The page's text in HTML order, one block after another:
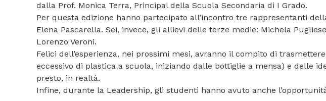
dalla Prof. Monica Terra, Principal della Scuola Secondaria di I Grado.
Per questa edizione hanno partecipato all’incontro tre rappresentanti
Elena Pascarella. Sei, invece, gli allievi delle terze medie: Michela
Lorenzo Veroni.
Felici dell’esperienza, nei prossimi mesi, avranno il compito di
eccessivo di plastica a scuola, iniziando dalle bottiglie a mensa) e delle
presto, in realtà.
Infine, durante la Leadership, gli studenti hanno avuto anche